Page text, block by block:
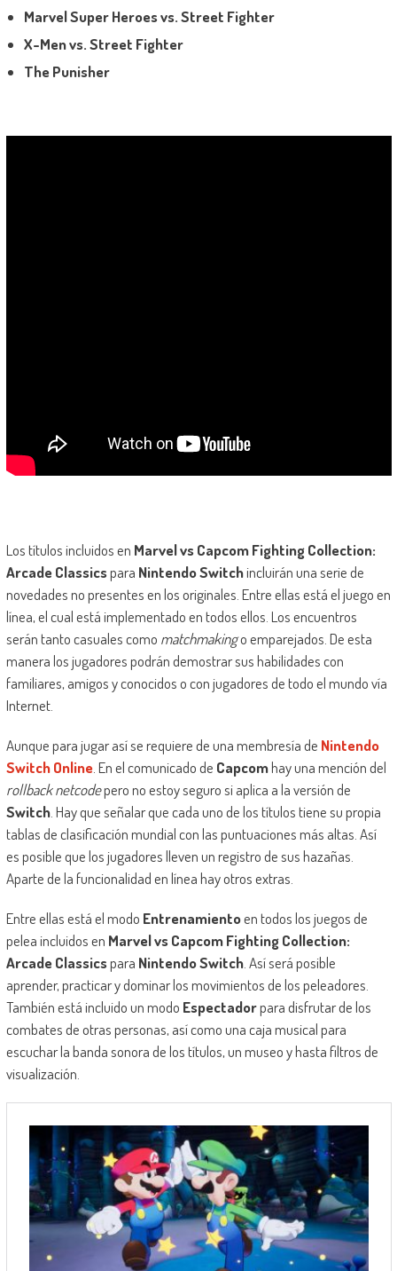
Marvel Super Heroes vs. Street Fighter
X-Men vs. Street Fighter
The Punisher
Los títulos incluidos en Marvel vs Capcom Fighting Collection:
Arcade Classicspara Nintendo Switchincluirán una serie de
novedades no presentes en los originales. Entre ellas está el juego en
línea, el cual está implementado en todos ellos. Los encuentros
serán tanto casuales como matchmakingo emparejados. De esta
manera los jugadores podrán demostrar sus habilidades con
familiares, amigos y conocidos o con jugadores de todo el mundo vía
Internet.
Aunque para jugar así se requiere de una membresía de Nintendo
Switch Online. En el comunicado de Capcomhay una mención del
rollback netcodepero no estoy seguro si aplica a la versión de
Switch. Hay que señalar que cada uno de los títulos tiene su propia
tablas de clasificación mundial con las puntuaciones más altas. Así
es posible que los jugadores lleven un registro de sus hazañas.
Aparte de la funcionalidad en línea hay otros extras.
Entre ellas está el modo Entrenamientoen todos los juegos de
pelea incluidos en Marvel vs Capcom Fighting Collection:
Arcade Classicspara Nintendo Switch. Así será posible
aprender, practicar y dominar los movimientos de los peleadores.
También está incluido un modo Espectadorpara disfrutar de los
combates de otras personas, así como una caja musical para
escuchar la banda sonora de los títulos, un museo y hasta filtros de
visualización.